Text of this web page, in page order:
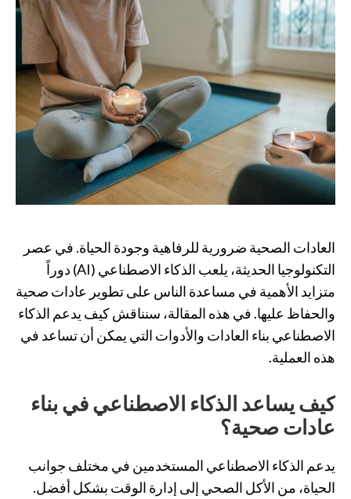
العادات الصحية ضرورية للرفاهية وجودة الحياة. في عصر
التكنولوجيا الحديثة، يلعب الذكاء الاصطناعي (AI) دوراً
متزايد الأهمية في مساعدة الناس على تطوير عادات صحية
والحفاظ عليها. في هذه المقالة، سنناقش كيف يدعم الذكاء
الاصطناعي بناء العادات والأدوات التي يمكن أن تساعد في
هذه العملية.
كيف يساعد الذكاء الاصطناعي في بناء
عادات صحية؟
يدعم الذكاء الاصطناعي المستخدمين في مختلف جوانب
الحياة، من الأكل الصحي إلى إدارة الوقت بشكل أفضل.